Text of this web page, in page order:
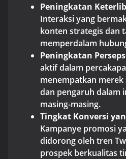
Peningkatan
Interaksi yang
konten strategis dan
memperdalam
Peningkatan
aktif dalam
menempatkan
dan pengaruh dalam
masing-masing.
Tingkat Konversi
Kampanye promosi
didorong oleh tren
prospek berkualitas